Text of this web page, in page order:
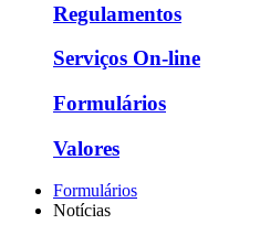
Regulamentos
Serviços On-line
Formulários
Valores
Formulários
Notícias